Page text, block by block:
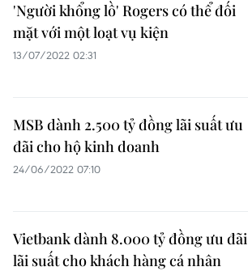
'Người khổng lồ' Rogers có thể đối
mặt với một loạt vụ kiện
13/07/2022 02:31
MSB dành 2.500 tỷ đồng lãi suất ưu
đãi cho hộ kinh doanh
24/06/2022 07:10
Vietbank dành 8.000 tỷ đồng ưu đãi
lãi suất cho khách hàng cá nhân